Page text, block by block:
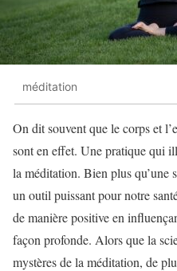
méditation
On dit souvent que le corps et
sont en effet. Une pratique qui
la méditation. Bien plus qu’une
un outil puissant pour notre
de manière positive en
façon profonde. Alors que la
mystères de la méditation, de